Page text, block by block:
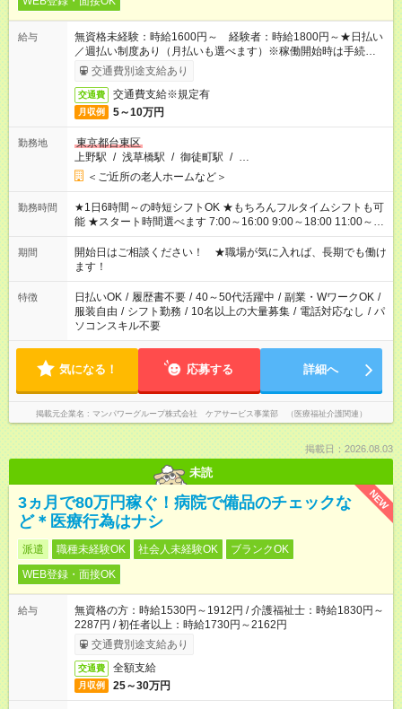
給与
無資格未経験：時給1600円～ 経験者：時給1800円～★日払い
／週払い制度あり（月払いも選べます）※稼働開始時は手続き完
了次第のお支払いとなります。
交通費別途支給あり
交通費 交通費支給※規定有
月収例 5～10万円
勤務地
東京都台東区
上野駅 / 浅草橋駅 / 御徒町駅 / …
＜ご近所の老人ホームなど＞
勤務時間
★1日6時間～の時短シフトOK ★もちろんフルタイムシフトも可
能 ★スタート時間選べます 7:00～16:00 9:00～18:00 11:00～
20:00 など 残業なし！ ※Wワークの場合、他のお仕事と合わせ
週40時間超の就業はご案内できません ※法令に基づき、週20時
間以上勤務は社会保険への加入対象となります ※労働者派遣法
（日雇い派遣の原則禁止）により、短時間・短期間の就業はご
案内が難しい場合があります
期間
開始日はご相談ください！ ★職場が気に入れば、長期でも働け
ます！
特徴 日払いOK / 履歴書不要 / 40～50代活躍中 / 副業・WワークOK /
服装自由 / シフト勤務 / 10名以上の大量募集 / 電話対応なし / パ
ソコンスキル不要
気になる！ 応募する 詳細へ
掲載元企業名 マンパワーグループ株式会社 ケアサービス事業部 （医療福祉介護関連）
掲載日：2026.08.03
未読
NEW
3ヵ月で80万円稼ぐ！病院で備品のチェックな
ど＊医療行為はナシ
派遣 職種未経験OK 社会人未経験OK
ブランクOK
WEB登録・面接OK
給与
無資格の方：時給1530円～1912円 / 介護福祉士：時給1830円～
2287円 / 初任者以上：時給1730円～2162円
交通費別途支給あり
交通費 全額支給
月収例 25～30万円